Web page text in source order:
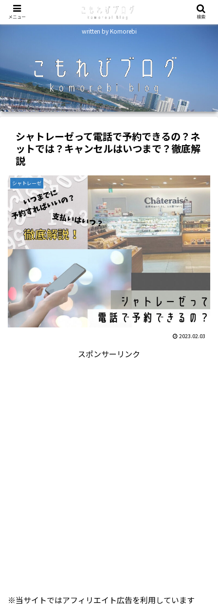
written by Komorebi
シャトレーゼって電話で予約できるの？ネ
ットでは？キャンセルはいつまで？徹底解
説
シャトレーゼ
2023.02.03
スポンサーリンク
※当サイトではアフィリエイト広告を利用しています
メニュー 検索